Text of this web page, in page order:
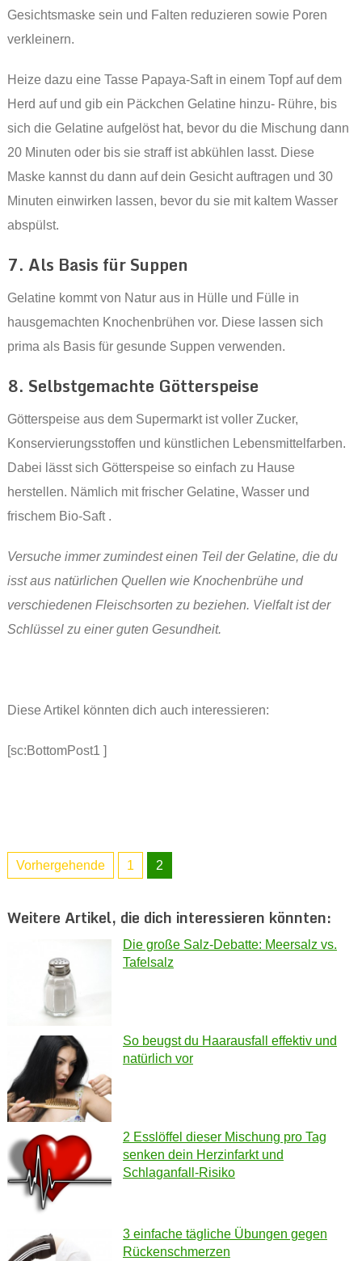
Gesichtsmaske sein und Falten reduzieren sowie Poren
verkleinern.
Heize dazu eine Tasse Papaya-Saft in einem Topf auf dem
Herd auf und gib ein Päckchen Gelatine hinzu- Rühre, bis
sich die Gelatine aufgelöst hat, bevor du die Mischung dann
20 Minuten oder bis sie straff ist abkühlen lasst. Diese
Maske kannst du dann auf dein Gesicht auftragen und 30
Minuten einwirken lassen, bevor du sie mit kaltem Wasser
abspülst.
7. Als Basis für Suppen
Gelatine kommt von Natur aus in Hülle und Fülle in
hausgemachten Knochenbrühen vor. Diese lassen sich
prima als Basis für gesunde Suppen verwenden.
8. Selbstgemachte Götterspeise
Götterspeise aus dem Supermarkt ist voller Zucker,
Konservierungsstoffen und künstlichen Lebensmittelfarben.
Dabei lässt sich Götterspeise so einfach zu Hause
herstellen. Nämlich mit frischer Gelatine, Wasser und
frischem Bio-Saft .
Versuche immer zumindest einen Teil der Gelatine, die du
isst aus natürlichen Quellen wie Knochenbrühe und
verschiedenen Fleischsorten zu beziehen. Vielfalt ist der
Schlüssel zu einer guten Gesundheit.
Diese Artikel könnten dich auch interessieren:
[sc:BottomPost1 ]
Vorhergehende 1 2
Weitere Artikel, die dich interessieren könnten:
Die große Salz-Debatte: Meersalz vs.
Tafelsalz
So beugst du Haarausfall effektiv und
natürlich vor
2 Esslöffel dieser Mischung pro Tag
senken dein Herzinfarkt und
Schlaganfall-Risiko
3 einfache tägliche Übungen gegen
Rückenschmerzen